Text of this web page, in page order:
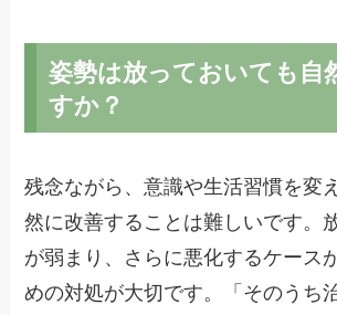
姿勢は放っておいても自
すか？
残念ながら、意識や生活習慣を変
然に改善することは難しいです。
が弱まり、さらに悪化するケース
めの対処が大切です。「そのうち